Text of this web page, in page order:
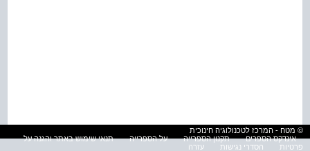
© מטח - המרכז לטכנולוגיה חינוכית
אינדקס הספרים
תקנון הספרייה על הספרייה
תנאי שימוש באתר והגנה על
פרטיות
הסדרי נגישות עזרה